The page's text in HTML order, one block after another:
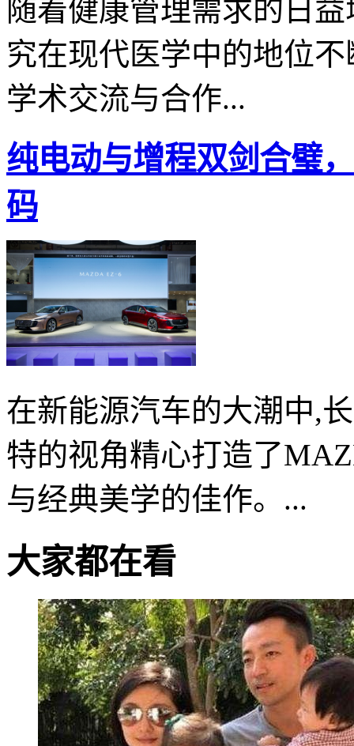
随着健康管理需求的日
究在现代医学中的地位
学术交流与合作...
纯电动与增程双剑合璧
码
在新能源汽车的大潮中,
特的视角精心打造了
与经典美学的佳作。...
大家都在看